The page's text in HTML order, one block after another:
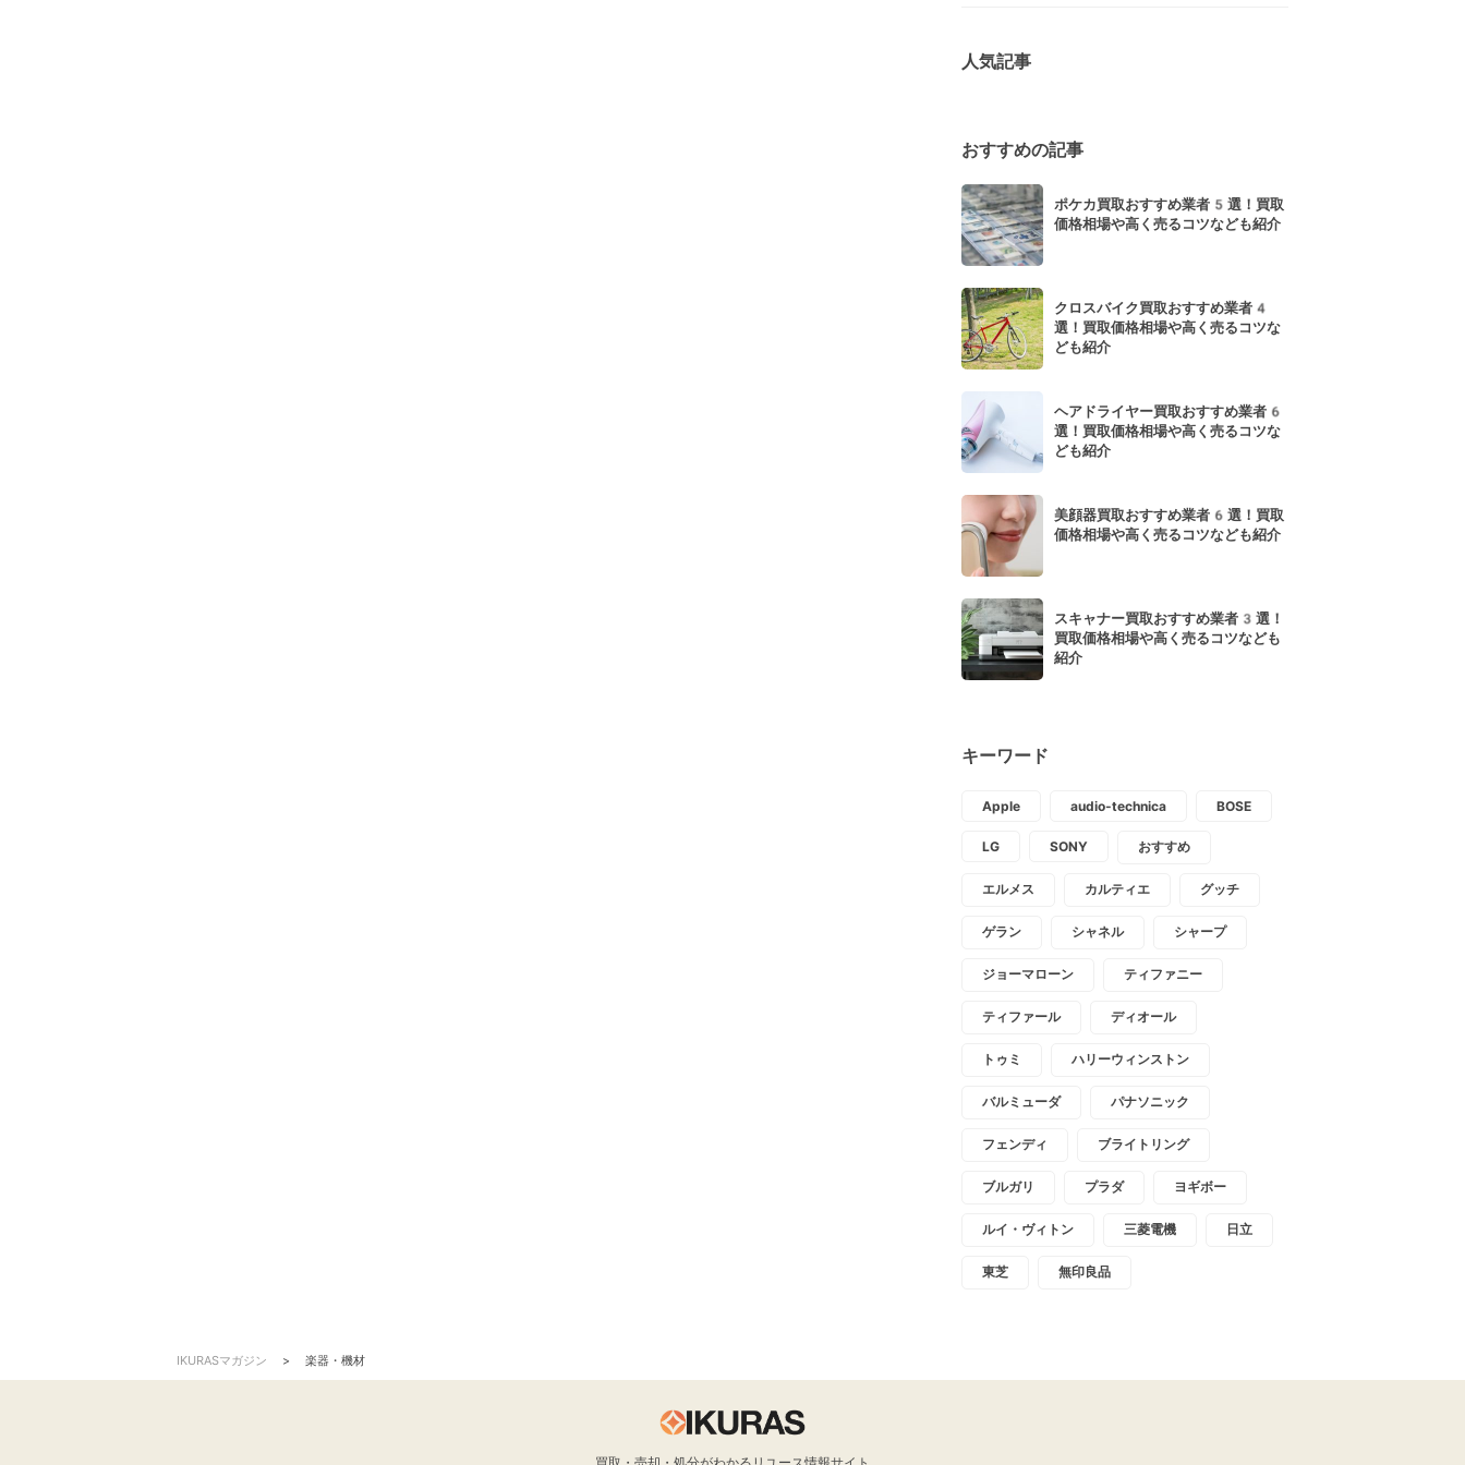
人気記事
おすすめの記事
ポケカ買取おすすめ業者5選！買取
価格相場や高く売るコツなども紹介
クロスバイク買取おすすめ業者4
選！買取価格相場や高く売るコツな
ども紹介
ヘアドライヤー買取おすすめ業者6
選！買取価格相場や高く売るコツな
ども紹介
美顔器買取おすすめ業者6選！買取
価格相場や高く売るコツなども紹介
スキャナー買取おすすめ業者3選！
買取価格相場や高く売るコツなども
紹介
キーワード
Apple audio-technica BOSE
LG SONY おすすめ
エルメス カルティエ グッチ
ゲラン シャネル シャープ
ジョーマローン ティファニー
ティファール ディオール
トゥミ ハリーウィンストン
バルミューダ パナソニック
フェンディ ブライトリング
ブルガリ プラダ ヨギボー
ルイ・ヴィトン 三菱電機 日立
東芝 無印良品
IKURASマガジン > 楽器・機材